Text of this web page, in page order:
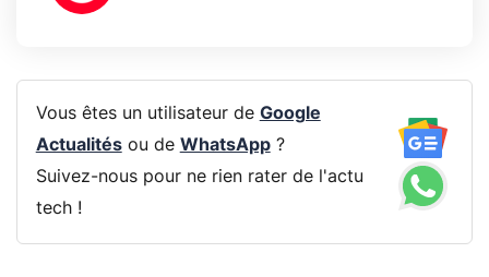
Vous êtes un utilisateur de Google
Actualitésou de WhatsApp?
Suivez-nous pour ne rien rater de l'actu
tech !